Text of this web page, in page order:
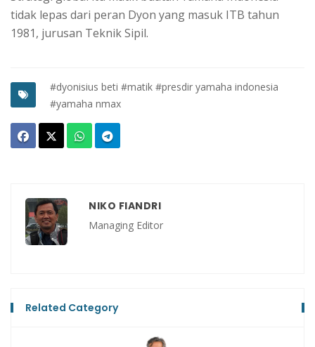
tidak lepas dari peran Dyon yang masuk ITB tahun
1981, jurusan Teknik Sipil.
#dyonisius beti #matik #presdir yamaha indonesia
#yamaha nmax
NIKO FIANDRI
Managing Editor
Related Category